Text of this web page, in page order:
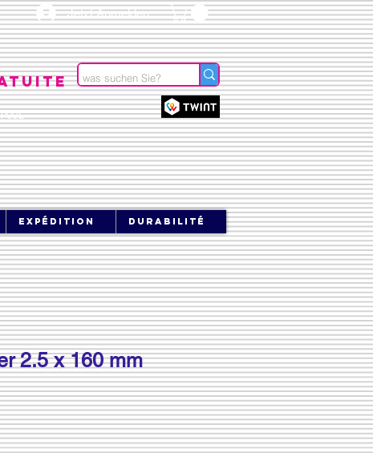
Jetzt Anmelden
expédition durabilité
2.5 x 160 mm